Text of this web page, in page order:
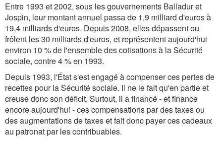
Entre 1993 et 2002, sous les gouvernements Balladur et
Jospin, leur montant annuel passa de 1,9 milliard d'euros à
19,4 milliards d'euros. Depuis 2008, elles dépassent ou
frôlent les 30 milliards d'euros, et représentent aujourd'hui
environ 10 % de l'ensemble des cotisations à la Sécurité
sociale, contre 4 % en 1993.
Depuis 1993, l'État s'est engagé à compenser ces pertes de
recettes pour la Sécurité sociale. Il ne le fait qu'en partie et
creuse donc son déficit. Surtout, il a financé - et finance
encore aujourd'hui - ces compensations par des taxes ou
des augmentations de taxes et fait donc payer ces cadeaux
au patronat par les contribuables.